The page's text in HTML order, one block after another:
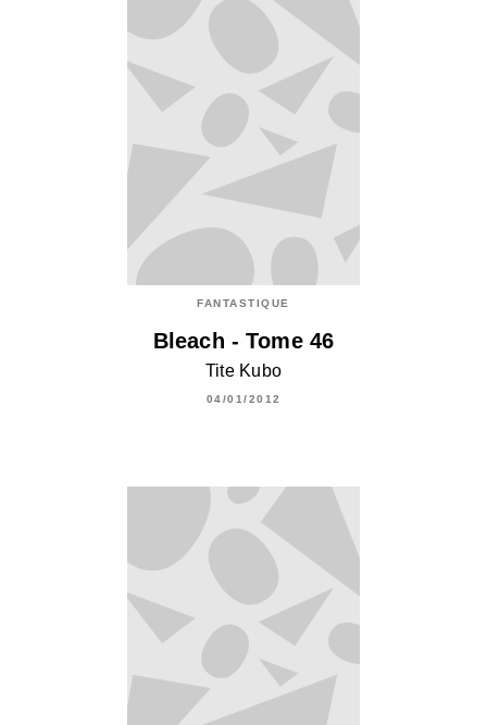
FANTASTIQUE
Bleach - Tome 46
Tite Kubo
04/01/2012